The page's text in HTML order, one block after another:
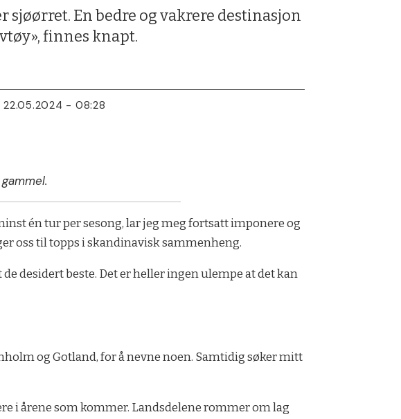
En bedre og vakrere destinasjon
finnes knapt.
22.05.2024 - 08:28
én tur per sesong, lar jeg meg fortsatt imponere og
oss til topps i skandinavisk sammenheng.
desidert beste. Det er heller ingen ulempe at det kan
og Gotland, for å nevne noen. Samtidig søker mitt
i årene som kommer. Landsdelene rommer om lag